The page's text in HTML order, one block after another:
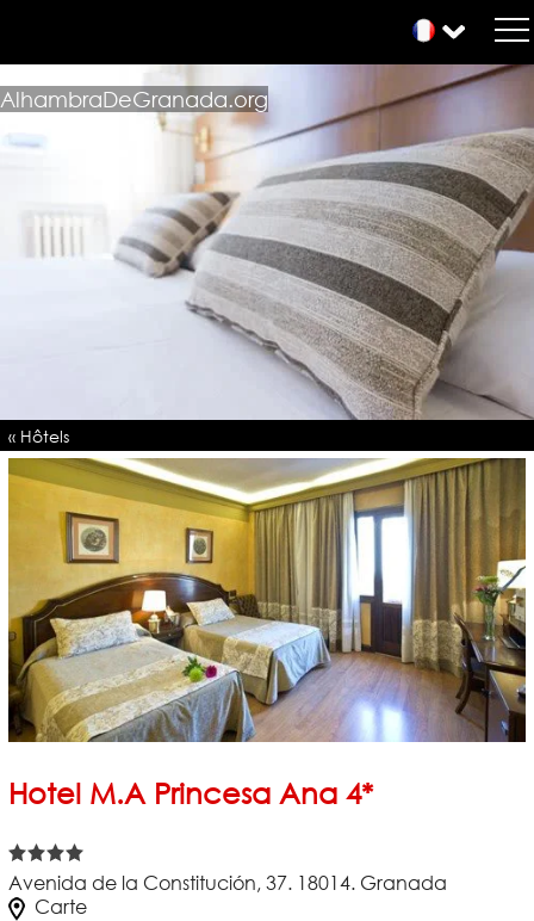
AlhambraDeGranada.org
« Hôtels
Hotel M.A Princesa Ana 4*
Avenida de la Constitución, 37. 18014. Granada
Carte